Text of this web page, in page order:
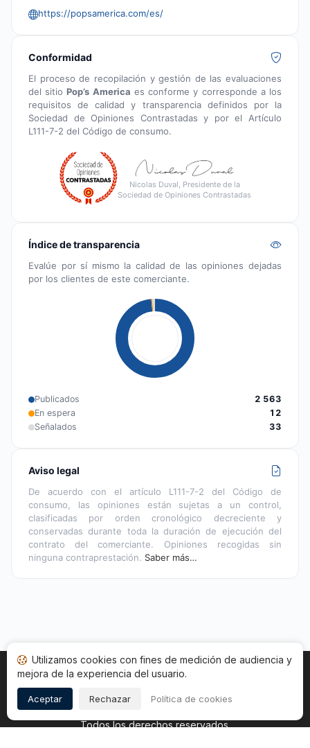
https://popsamerica.com/es/
Conformidad
El proceso de recopilación y gestión de las evaluaciones
del sitioPop’s America es conforme y corresponde a los
requisitos de calidad y transparencia definidos por la
Sociedad de Opiniones Contrastadas y por el Artículo
L111-7-2 del Código de consumo.
Nicolas Duval, Presidente de la
Sociedad de Opiniones Contrastadas
Índice de transparencia
Evalúe por sí mismo la calidad de las opiniones dejadas
por los clientes de este comerciante.
Publicados
2 563
En espera
12
Señalados
33
Aviso legal
De acuerdo con el artículo L111-7-2 del Código de
consumo, las opiniones están sujetas a un control,
clasificadas por orden cronológico decreciente y
conservadas durante toda la duración de ejecución del
contrato del comerciante. Opiniones recogidas sin
ninguna contraprestación. Saber más…
Inicio Estado opiniones Categorías
Copyright © 2026
Todos los derechos reservados.
Utilizamos cookies con fines de medición de audiencia y
mejora de la experiencia del usuario.
Aceptar Rechazar Política de cookies